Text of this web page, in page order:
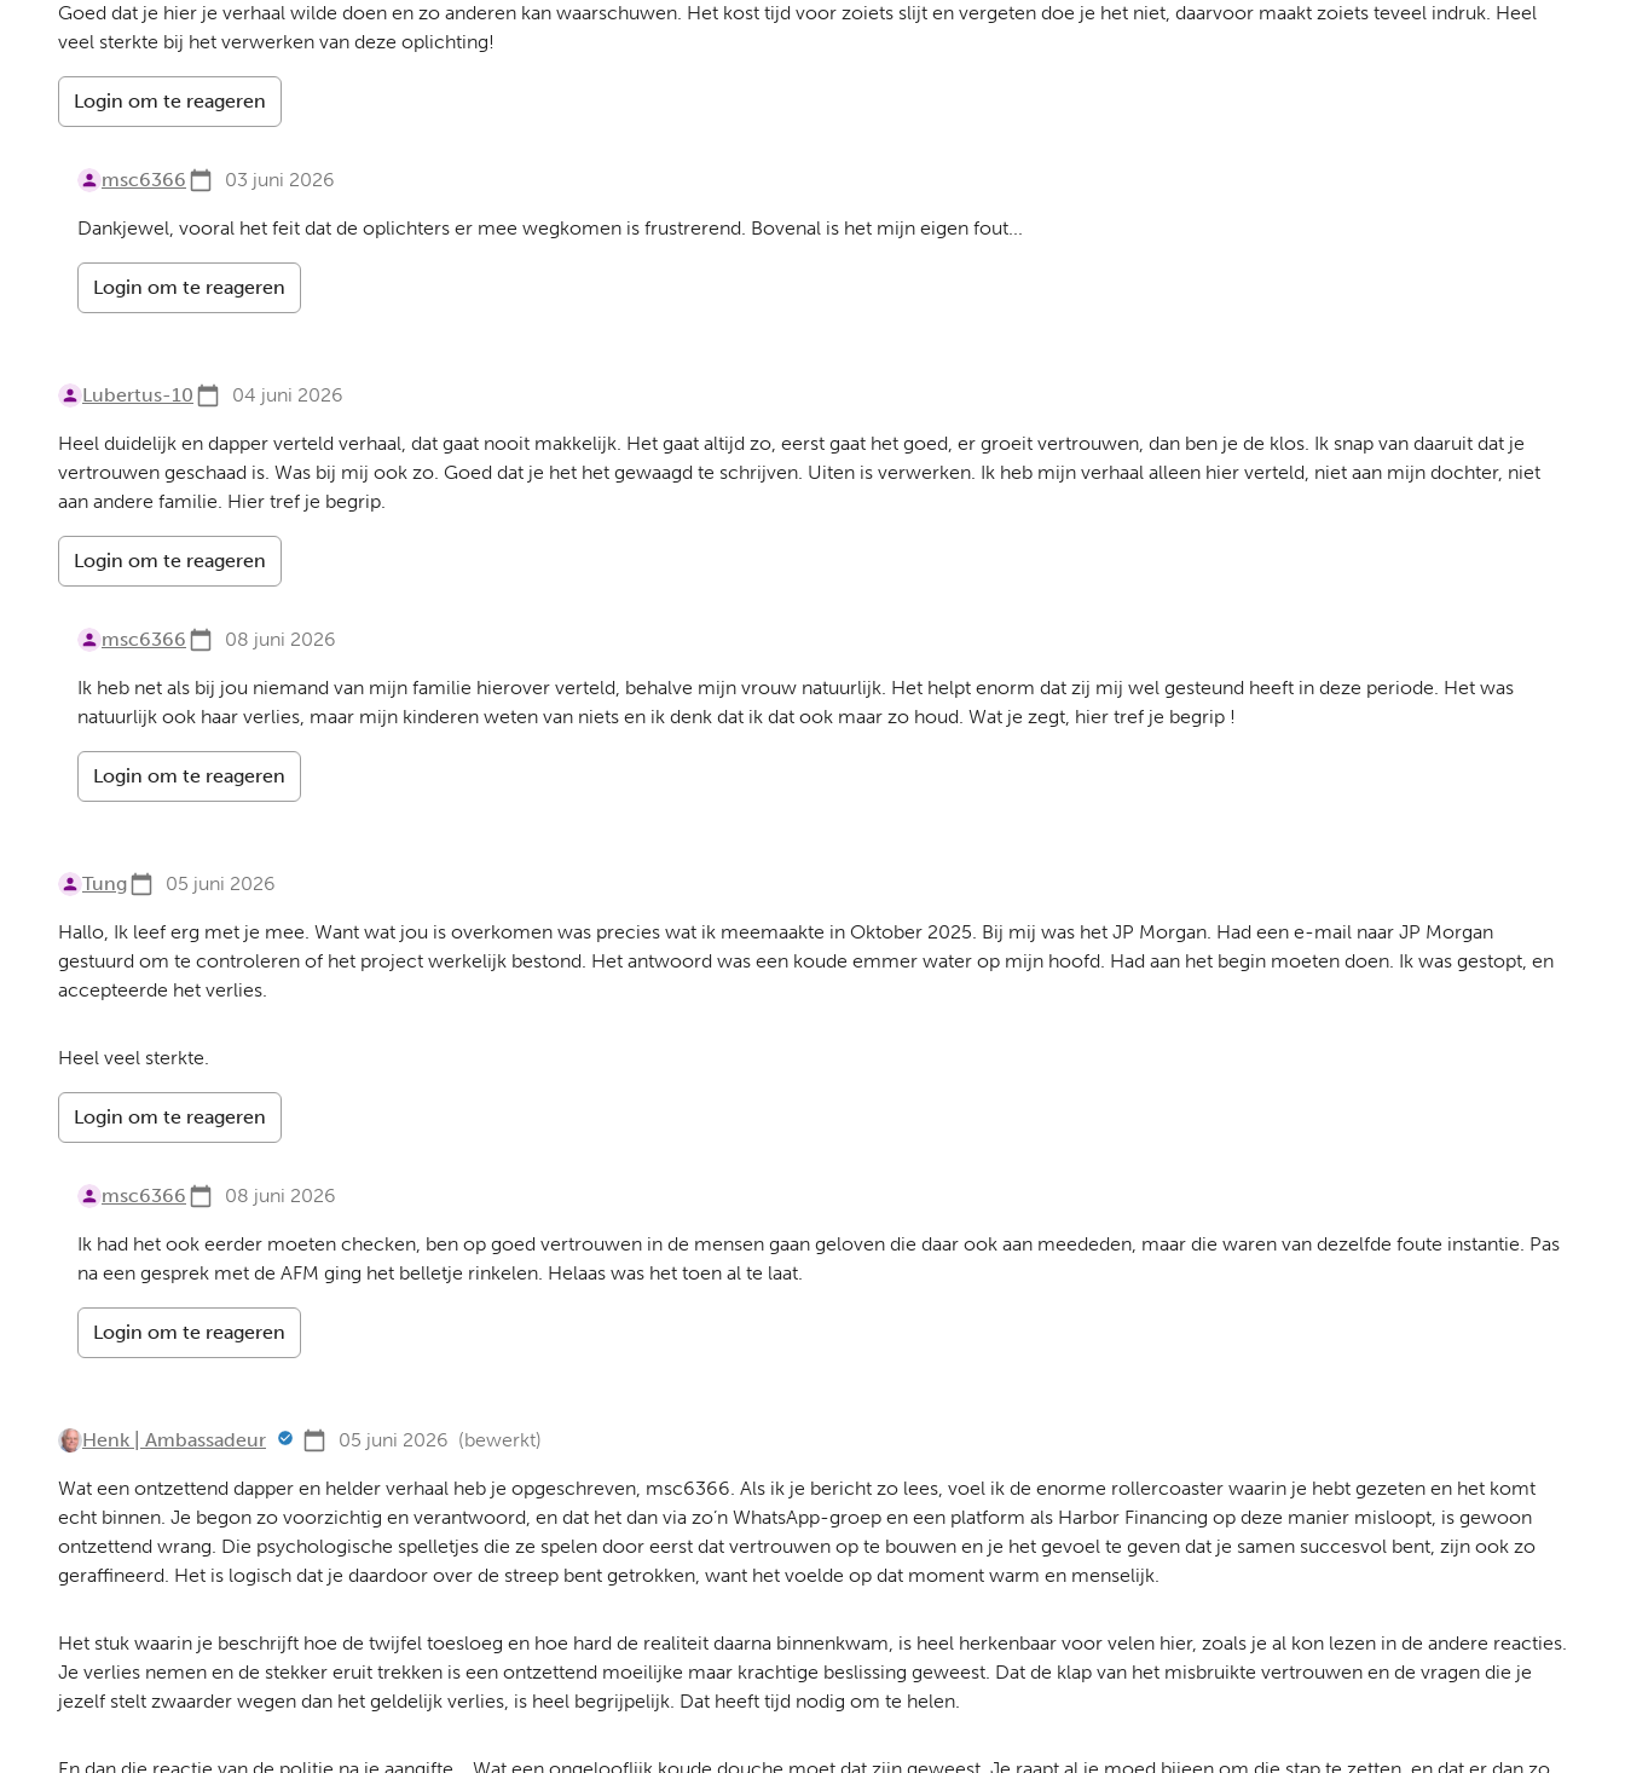
Goed dat je hier je verhaal wilde doen en zo anderen kan waarschuwen. Het kost tijd voor zoiets slijt en vergeten doe je het niet, daarvoor maakt zoiets teveel indruk. Heel
veel sterkte bij het verwerken van deze oplichting!
Login om te reageren
msc6366 03 juni 2026
Dankjewel, vooral het feit dat de oplichters er mee wegkomen is frustrerend. Bovenal is het mijn eigen fout...
Login om te reageren
Lubertus-10 04 juni 2026
Heel duidelijk en dapper verteld verhaal, dat gaat nooit makkelijk. Het gaat altijd zo, eerst gaat het goed, er groeit vertrouwen, dan ben je de klos. Ik snap van daaruit dat je
vertrouwen geschaad is. Was bij mij ook zo. Goed dat je het het gewaagd te schrijven. Uiten is verwerken. Ik heb mijn verhaal alleen hier verteld, niet aan mijn dochter, niet
aan andere familie. Hier tref je begrip.
Login om te reageren
msc6366 08 juni 2026
Ik heb net als bij jou niemand van mijn familie hierover verteld, behalve mijn vrouw natuurlijk. Het helpt enorm dat zij mij wel gesteund heeft in deze periode. Het was
natuurlijk ook haar verlies, maar mijn kinderen weten van niets en ik denk dat ik dat ook maar zo houd. Wat je zegt, hier tref je begrip !
Login om te reageren
Tung 05 juni 2026
Hallo, Ik leef erg met je mee. Want wat jou is overkomen was precies wat ik meemaakte in Oktober 2025. Bij mij was het JP Morgan. Had een e-mail naar JP Morgan
gestuurd om te controleren of het project werkelijk bestond. Het antwoord was een koude emmer water op mijn hoofd. Had aan het begin moeten doen. Ik was gestopt, en
accepteerde het verlies.
Heel veel sterkte.
Login om te reageren
msc6366 08 juni 2026
Ik had het ook eerder moeten checken, ben op goed vertrouwen in de mensen gaan geloven die daar ook aan meededen, maar die waren van dezelfde foute instantie. Pas
na een gesprek met de AFM ging het belletje rinkelen. Helaas was het toen al te laat.
Login om te reageren
Henk | Ambassadeur 05 juni 2026 (bewerkt)
Wat een ontzettend dapper en helder verhaal heb je opgeschreven, msc6366. Als ik je bericht zo lees, voel ik de enorme rollercoaster waarin je hebt gezeten en het komt
echt binnen. Je begon zo voorzichtig en verantwoord, en dat het dan via zo’n WhatsApp-groep en een platform als Harbor Financing op deze manier misloopt, is gewoon
ontzettend wrang. Die psychologische spelletjes die ze spelen door eerst dat vertrouwen op te bouwen en je het gevoel te geven dat je samen succesvol bent, zijn ook zo
geraffineerd. Het is logisch dat je daardoor over de streep bent getrokken, want het voelde op dat moment warm en menselijk.
Het stuk waarin je beschrijft hoe de twijfel toesloeg en hoe hard de realiteit daarna binnenkwam, is heel herkenbaar voor velen hier, zoals je al kon lezen in de andere reacties.
Je verlies nemen en de stekker eruit trekken is een ontzettend moeilijke maar krachtige beslissing geweest. Dat de klap van het misbruikte vertrouwen en de vragen die je
jezelf stelt zwaarder wegen dan het geldelijk verlies, is heel begrijpelijk. Dat heeft tijd nodig om te helen.